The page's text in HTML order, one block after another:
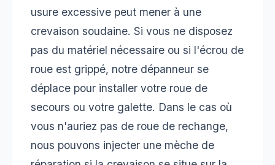
usure excessive peut mener à une
crevaison soudaine. Si vous ne disposez
pas du matériel nécessaire ou si l'écrou de
roue est grippé, notre dépanneur se
déplace pour installer votre roue de
secours ou votre galette. Dans le cas où
vous n'auriez pas de roue de rechange,
nous pouvons injecter une mèche de